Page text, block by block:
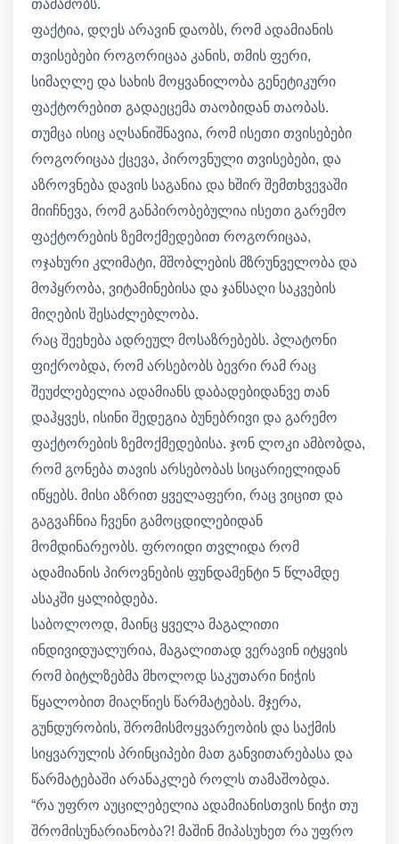
თამაშობს.
ფაქტია, დღეს არავინ დაობს, რომ ადამიანის
თვისებები როგორიცაა კანის, თმის ფერი,
სიმაღლე და სახის მოყვანილობა გენეტიკური
ფაქტორებით გადაეცემა თაობიდან თაობას.
თუმცა ისიც აღსანიშნავია, რომ ისეთი თვისებები
როგორიცაა ქცევა, პიროვნული თვისებები, და
აზროვნება დავის საგანია და ხშირ შემთხვევაში
მიიჩნევა, რომ განპირობებულია ისეთი გარემო
ფაქტორების ზემოქმედებით როგორიცაა,
ოჯახური კლიმატი, მშობლების მზრუნველობა და
მოპყრობა, ვიტამინებისა და ჯანსაღი საკვების
მიღების შესაძლებლობა.
რაც შეეხება ადრეულ მოსაზრებებს. პლატონი
ფიქრობდა, რომ არსებობს ბევრი რამ რაც
შეუძლებელია ადამიანს დაბადებიდანვე თან
დაჰყვეს, ისინი შედეგია ბუნებრივი და გარემო
ფაქტორების ზემოქმედებისა. ჯონ ლოკი ამბობდა,
რომ გონება თავის არსებობას სიცარიელიდან
იწყებს. მისი აზრით ყველაფერი, რაც ვიცით და
გაგვაჩნია ჩვენი გამოცდილებიდან
მომდინარეობს. ფროიდი თვლიდა რომ
ადამიანის პიროვნების ფუნდამენტი 5 წლამდე
ასაკში ყალიბდება.
საბოლოოდ, მაინც ყველა მაგალითი
ინდივიდუალურია, მაგალითად ვერავინ იტყვის
რომ ბიტლზებმა მხოლოდ საკუთარი ნიჭის
წყალობით მიაღწიეს წარმატებას. მჯერა,
გუნდურობის, შრომისმოყვარეობის და საქმის
სიყვარულის პრინციპები მათ განვითარებასა და
წარმატებაში არანაკლებ როლს თამაშობდა.
“რა უფრო აუცილებელია ადამიანისთვის ნიჭი თუ
შრომისუნარიანობა?! მაშინ მიპასუხეთ რა უფრო